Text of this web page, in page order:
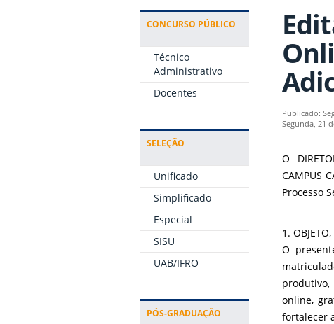
CONCURSO PÚBLICO
Técnico
Administrativo
Docentes
SELEÇÃO
Unificado
Simplificado
Especial
SISU
UAB/IFRO
PÓS-GRADUAÇÃO
Publicado:
Segunda, 21
O
CAMPUS
Processo
1.
O
online,
fortalecer